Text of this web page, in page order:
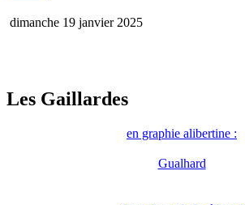
dimanche 19 janvier 2025
Les Gaillardes
en graphie alibertine :
Gualhard